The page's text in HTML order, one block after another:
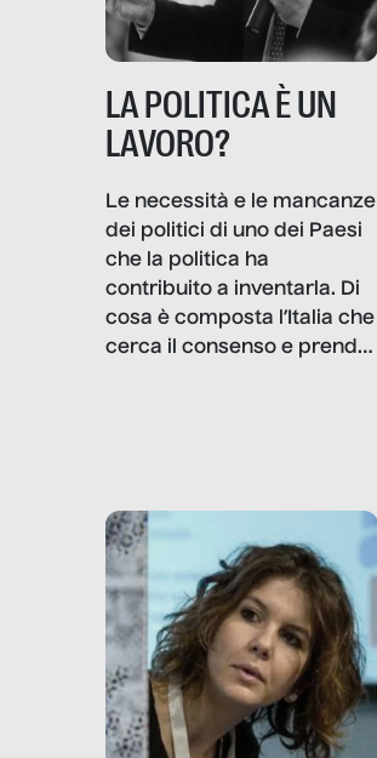
LA POLITICA È UN
LAVORO?
Le necessità e le mancanze
dei politici di uno dei Paesi
che la politica ha
contribuito a inventarla. Di
cosa è composta l’Italia che
cerca il consenso e prende